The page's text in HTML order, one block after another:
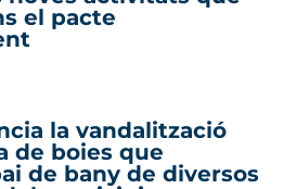
el pacte
la vandalització
de boies que
de bany de diversos